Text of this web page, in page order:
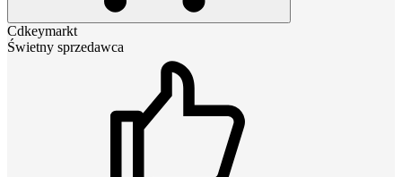
Cdkeymarkt
Świetny sprzedawca